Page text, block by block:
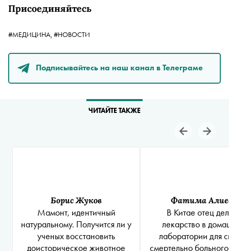
Присоединяйтесь
#МЕДИЦИНА, #НОВОСТИ
Подписывайтесь на наш канал в Телеграме
ЧИТАЙТЕ ТАКЖЕ
Борис Жуков
Мамонт, идентичный
натуральному. Получится ли у
ученых восстановить
доисторическое животное
Фатима
В Китае отец
лекарство в
лаборатории для
смертельно